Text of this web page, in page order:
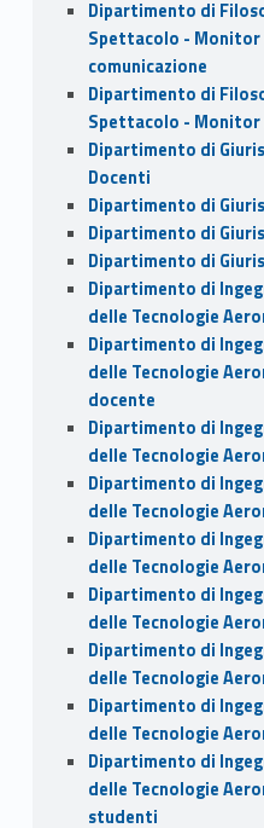
Dipartimento di
Spettacolo - Monitor
comunicazione
Dipartimento di
Spettacolo -
Dipartimento di
Docenti
Dipartimento di
Dipartimento di
Dipartimento di
Dipartimento di
delle Tecnologie
Dipartimento di
delle Tecnologie
docente
Dipartimento di
delle Tecnologie
Dipartimento di
delle Tecnologie
Dipartimento di
delle Tecnologie
Dipartimento di
delle Tecnologie
Dipartimento di
delle Tecnologie
Dipartimento di
delle Tecnologie
Dipartimento di
delle Tecnologie
studenti